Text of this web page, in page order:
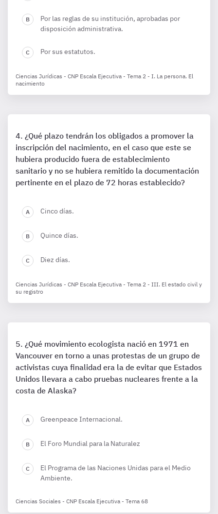
Por las reglas de su institución, aprobadas por
disposición administrativa.
Por sus estatutos.
Ciencias Jurídicas - CNP Escala Ejecutiva - Tema 2 - I. La persona. El
nacimiento
¿Qué plazo tendrán los obligados a promover la
inscripción del nacimiento, en el caso que este se
hubiera producido fuera de establecimiento
sanitario y no se hubiera remitido la documentación
pertinente en el plazo de 72 horas establecido?
Cinco días.
Quince días.
Diez días.
Ciencias Jurídicas - CNP Escala Ejecutiva - Tema 2 - III. El estado civil y
su registro
¿Qué movimiento ecologista nació en 1971 en
Vancouver en torno a unas protestas de un grupo de
activistas cuya finalidad era la de evitar que Estados
Unidos llevara a cabo pruebas nucleares frente a la
costa de Alaska?
Greenpeace Internacional.
El Foro Mundial para la Naturalez
El Programa de las Naciones Unidas para el Medio
Ambiente.
Ciencias Sociales - CNP Escala Ejecutiva - Tema 68